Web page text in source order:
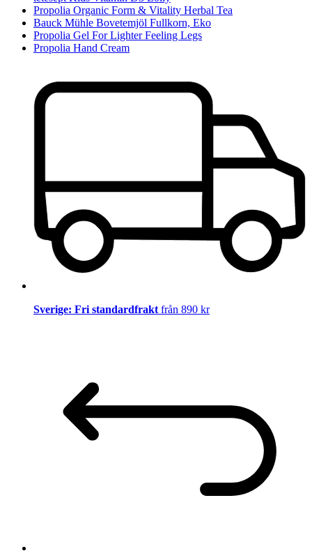
Propolia Organic Form & Vitality Herbal Tea
Bauck Mühle Bovetemjöl Fullkorn, Eko
Propolia Gel For Lighter Feeling Legs
Propolia Hand Cream
Sverige: Fri standardfrakt från 890 kr